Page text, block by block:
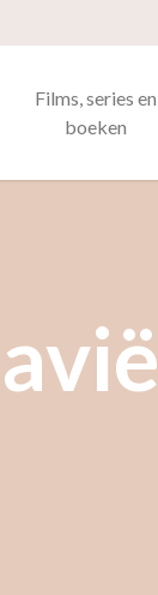
Films, series en
boeken